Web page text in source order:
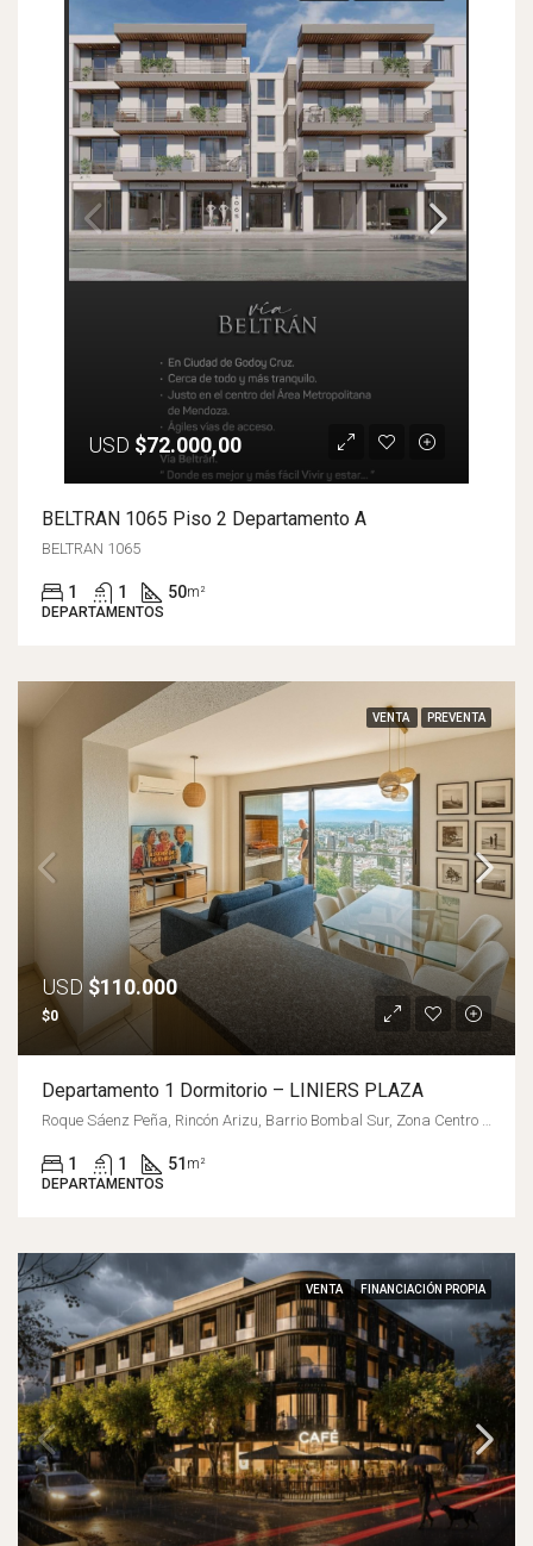
USD $72.000,00
BELTRAN 1065 Piso 2 Departamento A
BELTRAN 1065
1 1 50m²
DEPARTAMENTOS
VENTA PREVENTA
USD $110.000
$0
Departamento 1 Dormitorio – LINIERS PLAZA
1 1 51 m²
DEPARTAMENTOS
VENTA FINANCIACIÓN PROPIA